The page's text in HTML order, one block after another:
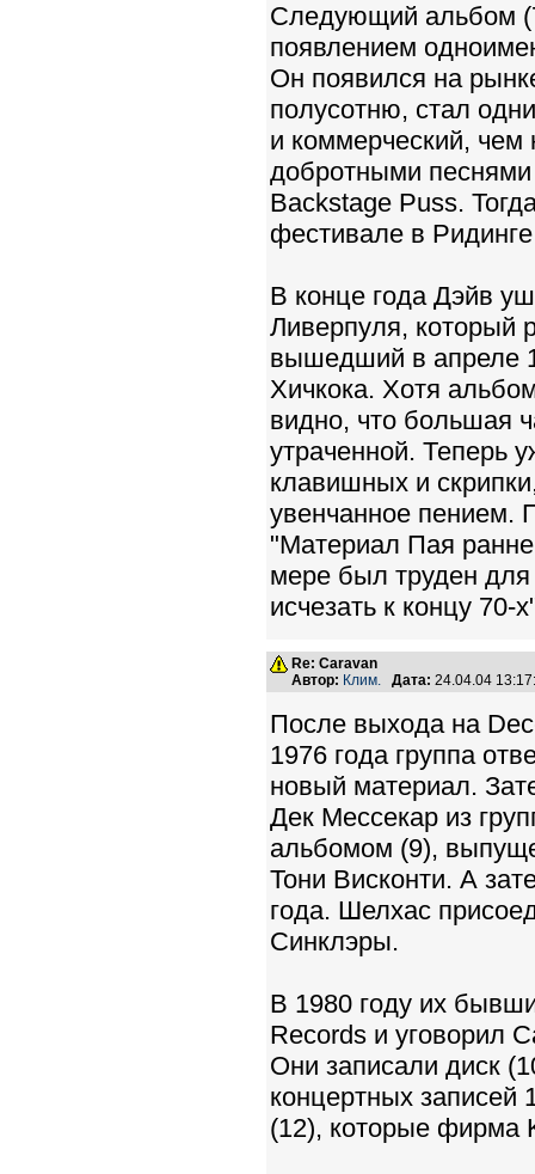
Следующий альбом
появлением
Он появился на
полусотню, стал
и коммерческий, чем
добротными
Backstage Puss.
фестивале в
В конце года Дэйв
Ливерпуля, который
вышедший в апреле
Хичкока. Хотя
видно, что большая
утраченной. Теперь
клавишных и
увенчанное пением.
"Материал Пая
мере был труден
исчезать к концу 70-
Re: Caravan
Автор: Клим. Дата: 24.04.04
После выхода на
1976 года группа
новый материал.
Дек Мессекар из
альбомом (9),
Тони Висконти. А
года. Шелхас
Синклэры.
В 1980 году их
Records и уговорил
Они записали диск
концертных записей
(12), которые фирма